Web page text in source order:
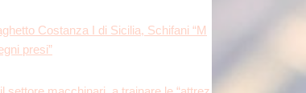
Costanza I di Sicilia, Schifani “M
presi”